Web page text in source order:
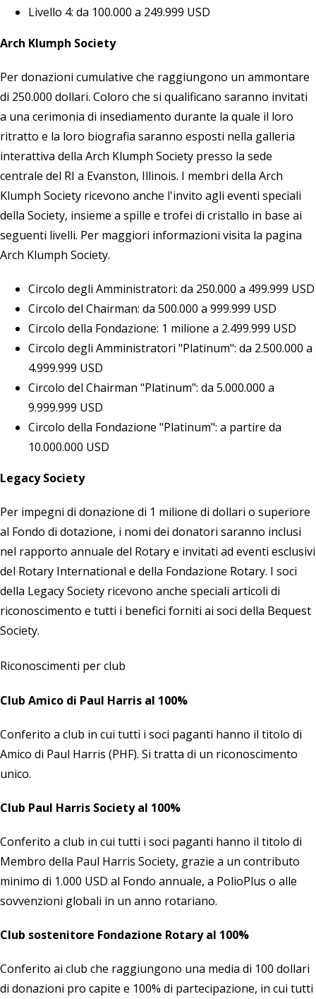
Livello 4: da 100.000 a 249.999 USD
Arch Klumph Society
Per donazioni cumulative che raggiungono un ammontare
di 250.000 dollari. Coloro che si qualificano saranno invitati
a una cerimonia di insediamento durante la quale il loro
ritratto e la loro biografia saranno esposti nella galleria
interattiva della Arch Klumph Society presso la sede
centrale del RI a Evanston, Illinois. I membri della Arch
Klumph Society ricevono anche l'invito agli eventi speciali
della Society, insieme a spille e trofei di cristallo in base ai
seguenti livelli. Per maggiori informazioni visita la pagina
Arch Klumph Society.
Circolo degli Amministratori: da 250.000 a 499.999 USD
Circolo del Chairman: da 500.000 a 999.999 USD
Circolo della Fondazione: 1 milione a 2.499.999 USD
Circolo degli Amministratori "Platinum": da 2.500.000 a
4.999.999 USD
Circolo del Chairman "Platinum": da 5.000.000 a
9.999.999 USD
Circolo della Fondazione "Platinum": a partire da
10.000.000 USD
Legacy Society
Per impegni di donazione di 1 milione di dollari o superiore
al Fondo di dotazione, i nomi dei donatori saranno inclusi
nel rapporto annuale del Rotary e invitati ad eventi esclusivi
del Rotary International e della Fondazione Rotary. I soci
della Legacy Society ricevono anche speciali articoli di
riconoscimento e tutti i benefici forniti ai soci della Bequest
Society.
Riconoscimenti per club
Club Amico di Paul Harris al 100%
Conferito a club in cui tutti i soci paganti hanno il titolo di
Amico di Paul Harris (PHF). Si tratta di un riconoscimento
unico.
Club Paul Harris Society al 100%
Conferito a club in cui tutti i soci paganti hanno il titolo di
Membro della Paul Harris Society, grazie a un contributo
minimo di 1.000 USD al Fondo annuale, a PolioPlus o alle
sovvenzioni globali in un anno rotariano.
Club sostenitore Fondazione Rotary al 100%
Conferito ai club che raggiungono una media di 100 dollari
di donazioni pro capite e 100% di partecipazione, in cui tutti